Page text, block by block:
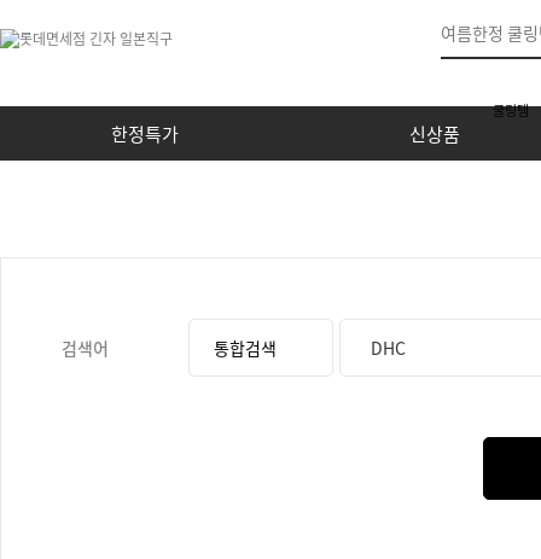
쿨링템
한정특가 신상품
검색어